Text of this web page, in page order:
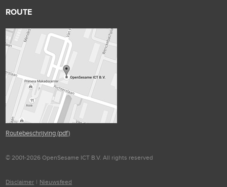
ROUTE
Routebeschrijving (pdf)
© 2001-2026 OpenSesame ICT B.V. All rights reserved
Disclaimer | Nieuwsfeed